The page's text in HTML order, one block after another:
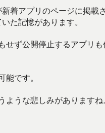
着アプリのページに掲載
た記憶があります。
せず公開停止するアプリ
能です。
うな悲しみがありますね